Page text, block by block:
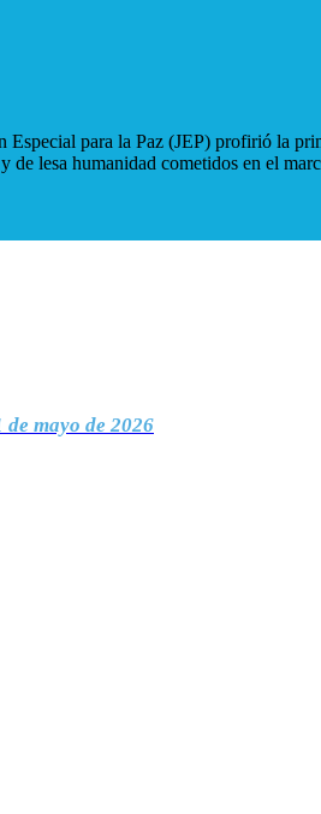
para la Paz (JEP) profirió la
lesa humanidad cometidos en el
de mayo de 2026